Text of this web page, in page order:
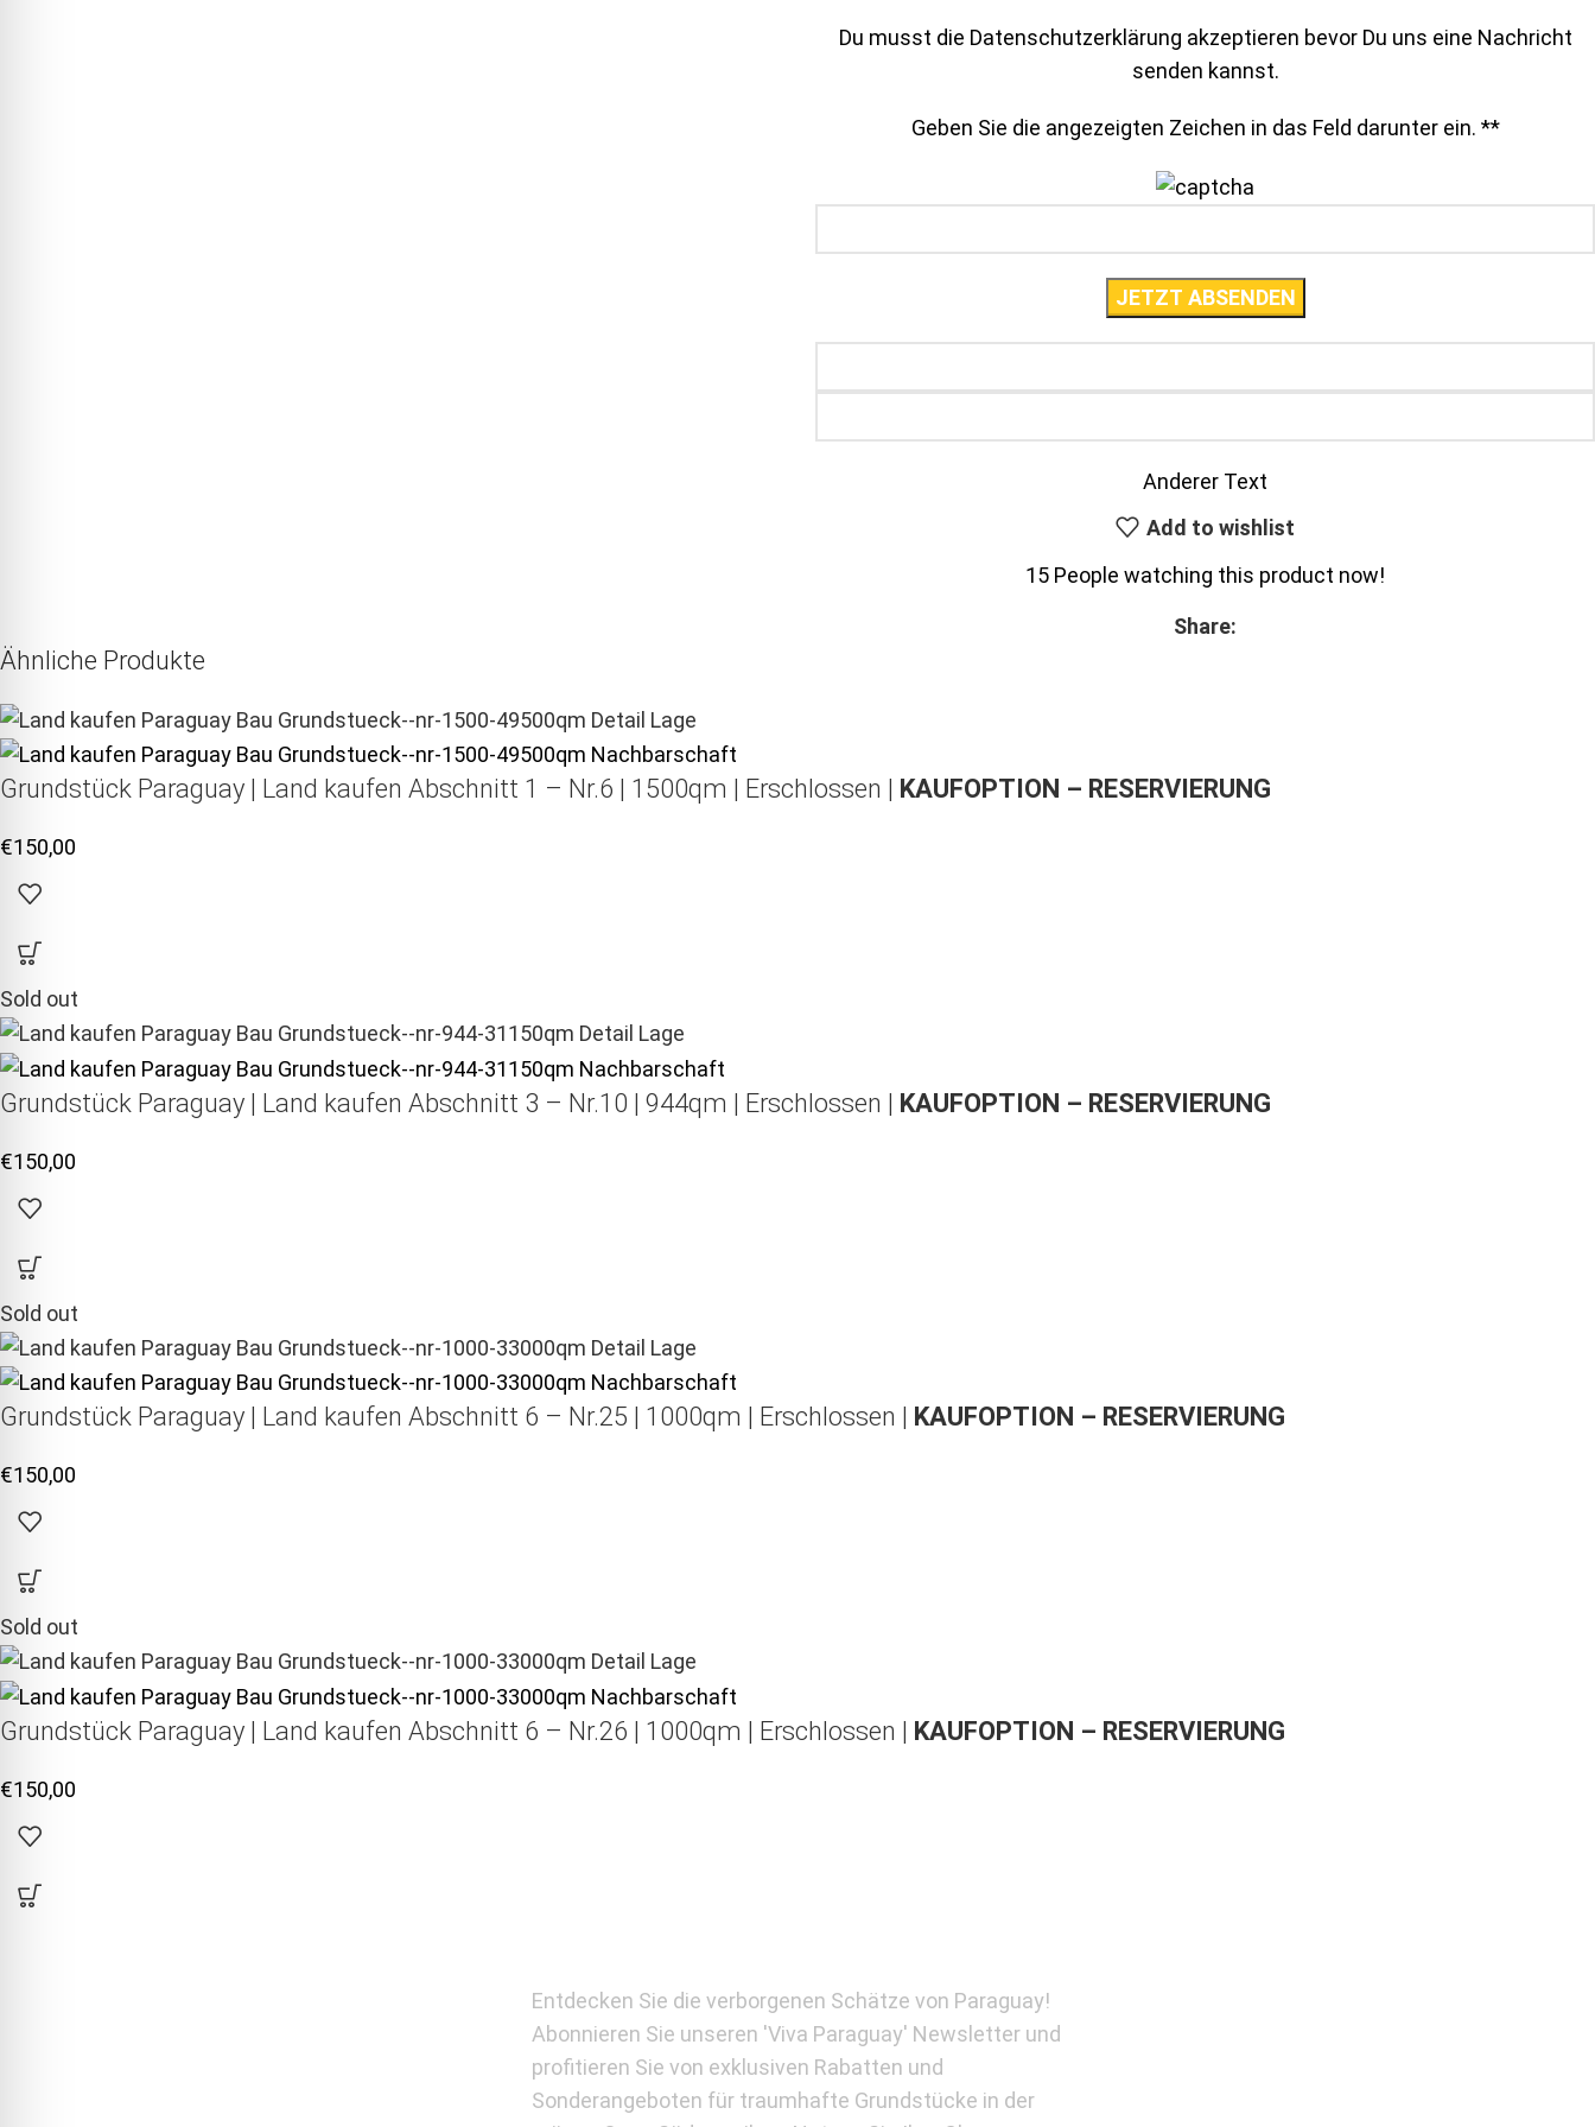
Du musst die Datenschutzerklärung akzeptieren bevor Du uns eine Nachricht
senden kannst.
Geben Sie die angezeigten Zeichen in das Feld darunter ein. **
Anderer Text
Add to wishlist
15 People watching this product now!
Share:
Ähnliche Produkte
Grundstück Paraguay | Land kaufen Abschnitt 1 – Nr.6 | 1500qm | Erschlossen | KAUFOPTION – RESERVIERUNG
€150,00
Sold out
Grundstück Paraguay | Land kaufen Abschnitt 3 – Nr.10 | 944qm | Erschlossen | KAUFOPTION – RESERVIERUNG
€150,00
Sold out
Grundstück Paraguay | Land kaufen Abschnitt 6 – Nr.25 | 1000qm | Erschlossen | KAUFOPTION – RESERVIERUNG
€150,00
Sold out
Grundstück Paraguay | Land kaufen Abschnitt 6 – Nr.26 | 1000qm | Erschlossen | KAUFOPTION – RESERVIERUNG
€150,00
Entdecken Sie die verborgenen Schätze von Paraguay!
Abonnieren Sie unseren 'Viva Paraguay' Newsletter und
profitieren Sie von exklusiven Rabatten und
Sonderangeboten für traumhafte Grundstücke in der